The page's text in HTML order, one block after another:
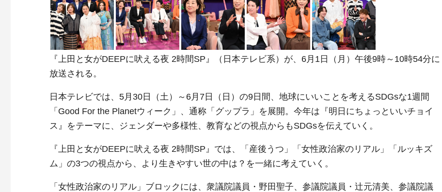
『上田と女がDEEPに吠える夜 2時間SP』（日本テレビ系）が、6月1日（月）午後9時～10時54分に
放送される。
日本テレビでは、5月30日（土）～6月7日（日）の9日間、地球にいいことを考えるSDGsな1週間
「Good For the Planetウィーク」、通称「グップラ」を展開。今年は『明日にちょっといいチョイ
ス』をテーマに、ジェンダーや多様性、教育などの視点からもSDGsを伝えていく。
『上田と女がDEEPに吠える夜 2時間SP』では、「産後うつ」「女性政治家のリアル」「ルッキズ
ム」の3つの視点から、より生きやすい世の中は？を一緒に考えていく。
「女性政治家のリアル」ブロックには、衆議院議員・野田聖子、参議院議員・辻元清美、参議院議